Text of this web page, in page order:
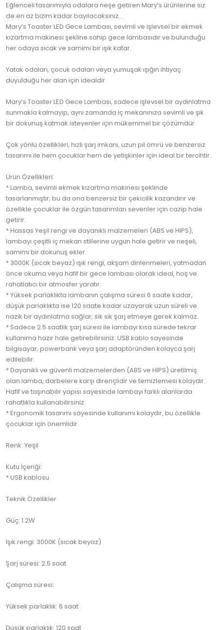
Eğlenceli tasarımıyla odalara neşe getiren Mary’s ürünlerine siz
de en az bizim kadar bayılacaksınız...
Mary’s Toaster LED Gece Lambası, sevimli ve işlevsel bir ekmek
kızartma makinesi şekline sahip gece lambasıdır ve bulunduğu
her odaya sıcak ve samimi bir ışık katar.
Yatak odaları, çocuk odaları veya yumuşak ışığın ihtiyaç
duyulduğu her alan için idealdir.
Mary’s Toaster LED Gece Lambası, sadece işlevsel bir aydınlatma
sunmakla kalmayıp, aynı zamanda iç mekanınıza sevimli ve şık
bir dokunuş katmak isteyenler için mükemmel bir çözümdür.
Çok yönlü özellikleri, hızlı şarj imkanı, uzun pil ömrü ve benzersiz
tasarımı ile hem çocuklar hem de yetişkinler için ideal bir tercihtir.
Ürün Özellikleri:
* Lamba, sevimli ekmek kızartma makinesi şeklinde
tasarlanmıştır; bu da ona benzersiz bir çekicilik kazandırır ve
özellikle çocuklar ile özgün tasarımları sevenler için cazip hale
getirir.
* Hassas Yeşil rengi ve dayanıklı malzemeleri (ABS ve HIPS),
lambayı çeşitli iç mekan stillerine uygun hale getirir ve neşeli,
samimi bir dokunuş ekler.
* 3000K (sıcak beyaz) ışık rengi, akşam dinlenmeleri, yatmadan
önce okuma veya hafif bir gece lambası olarak ideal, hoş ve
rahatlatıcı bir atmosfer yaratır.
* Yüksek parlaklıkta lambanın çalışma süresi 6 saate kadar,
düşük parlaklıkta ise 120 saate kadar uzayarak uzun süreli ve
nazik bir aydınlatma sağlar; sık sık şarj etmeye gerek kalmaz.
* Sadece 2.5 saatlik şarj süresi ile lambayı kısa sürede tekrar
kullanıma hazır hale getirebilirsiniz. USB kablo sayesinde
bilgisayar, powerbank veya şarj adaptöründen kolayca şarj
edilebilir.
* Dayanıklı ve güvenli malzemelerden (ABS ve HIPS) üretilmiş
olan lamba, darbelere karşı dirençlidir ve temizlemesi kolaydır.
Hafif ve taşınabilir yapısı sayesinde lambayı farklı alanlarda
rahatlıkla kullanabilirsiniz.
* Ergonomik tasarımı sayesinde kullanımı kolaydır, bu özellikle
çocuklar için önemlidir.
Renk: Yeşil
Kutu İçeriği:
* USB kablosu
Teknik Özellikler
Güç: 1.2W
Işık rengi: 3000K (sıcak beyaz)
Şarj süresi: 2.5 saat
Çalışma süresi:
Yüksek parlaklık: 6 saat
Düşük parlaklık: 120 saat